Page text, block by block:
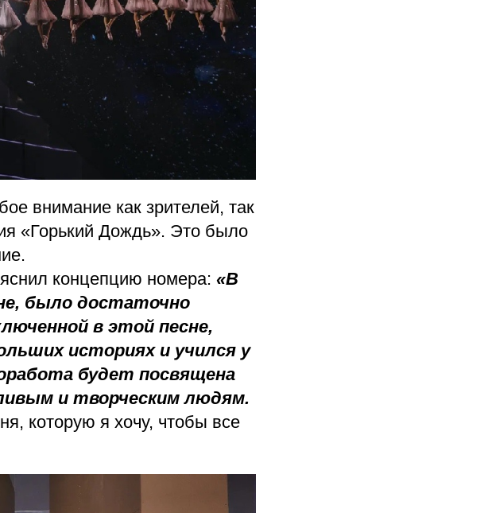
внимание как зрителей, так
«Горький Дождь». Это было
концепцию номера: «В
было достаточно
в этой песне,
историях и учился у
будет посвящена
и творческим людям.
которую я хочу, чтобы все